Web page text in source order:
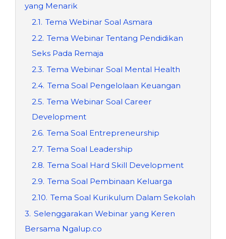
yang Menarik
2.1. Tema Webinar Soal Asmara
2.2. Tema Webinar Tentang Pendidikan
Seks Pada Remaja
2.3. Tema Webinar Soal Mental Health
2.4. Tema Soal Pengelolaan Keuangan
2.5. Tema Webinar Soal Career
Development
2.6. Tema Soal Entrepreneurship
2.7. Tema Soal Leadership
2.8. Tema Soal Hard Skill Development
2.9. Tema Soal Pembinaan Keluarga
2.10. Tema Soal Kurikulum Dalam Sekolah
3. Selenggarakan Webinar yang Keren
Bersama Ngalup.co